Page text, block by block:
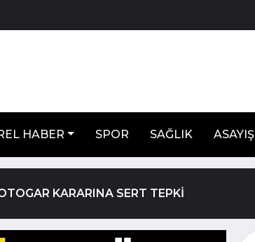
HABER SPOR SAĞLIK ASAYIŞ
KARARINA SERT TEPKİ